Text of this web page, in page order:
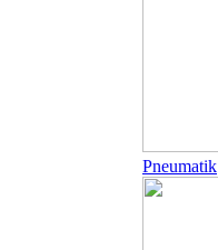
Pneumatik